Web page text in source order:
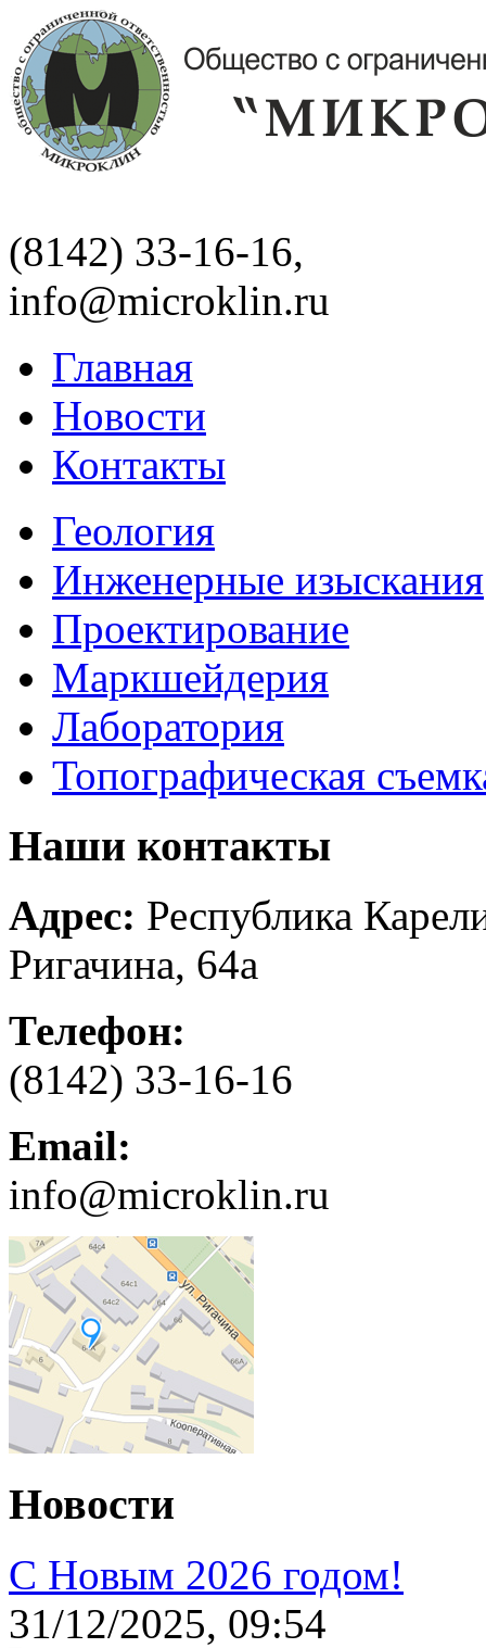
(8142) 33-16-16,
info@microklin.ru
Главная
Новости
Контакты
Геология
Инженерные изыскания
Проектирование
Маркшейдерия
Лаборатория
Топографическая
Наши контакты
Адрес: Республика
Ригачина, 64а
Телефон:
(8142) 33-16-16
Email:
info@microklin.ru
Новости
С Новым 2026 годом!
31/12/2025, 09:54